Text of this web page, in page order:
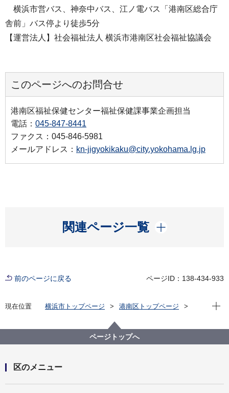
横浜市営バス、神奈中バス、江ノ電バス「港南区総合庁
舎前」バス停より徒歩5分
【運営法人】社会福祉法人 横浜市港南区社会福祉協議会
このページへのお問合せ
港南区福祉保健センター福祉保健課事業企画担当
電話： 045-847-8441
ファクス：045-846-5981
メールアドレス： kn-jigyokikaku@city.yokohama.lg.jp
関連ページ一覧
開く
前のページに戻る ページID：138-434-933
現在位置 横浜市トップページ
港南区トップページ
地域福祉施設
福祉保健活動拠点
福祉保健活動拠点紹介
現在
ページトップへ
区のメニュー